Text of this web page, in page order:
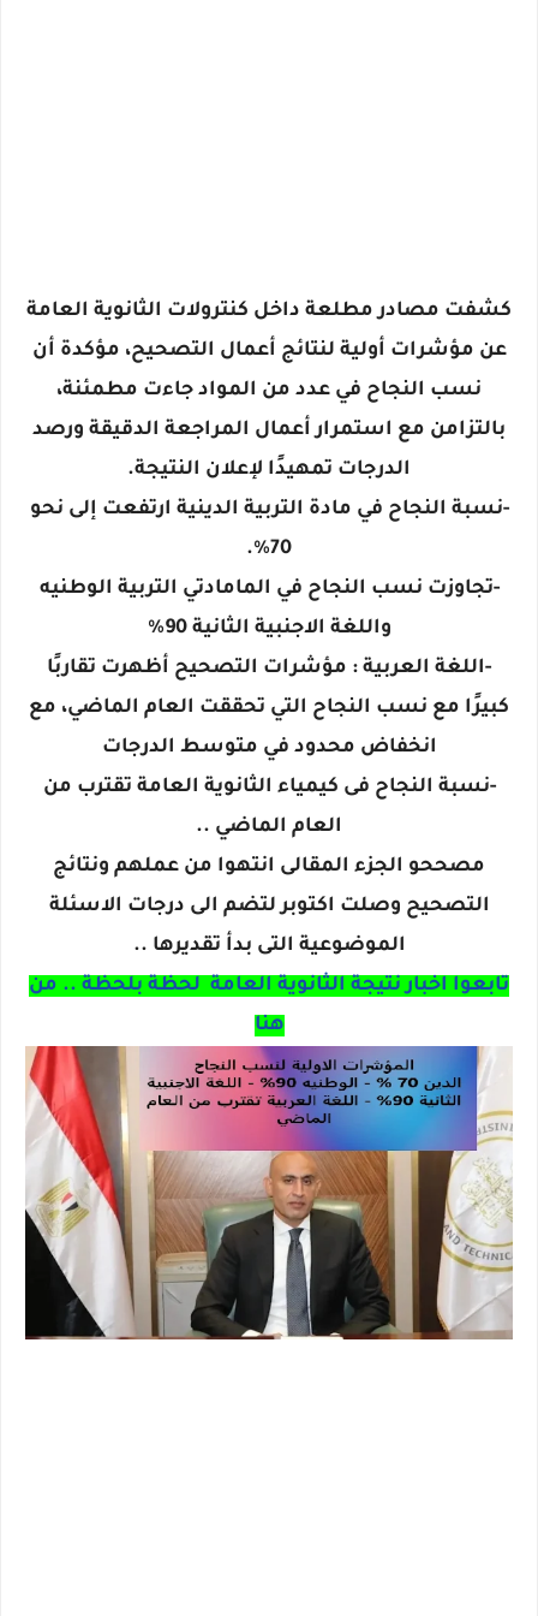
كشفت مصادر مطلعة داخل كنترولات الثانوية العامة
عن مؤشرات أولية لنتائج أعمال التصحيح، مؤكدة أن
نسب النجاح في عدد من المواد جاءت مطمئنة،
بالتزامن مع استمرار أعمال المراجعة الدقيقة ورصد
الدرجات تمهيدًا لإعلان النتيجة.
-نسبة النجاح في مادة التربية الدينية ارتفعت إلى نحو
70%.
-تجاوزت نسب النجاح في المامادتي التربية الوطنيه
واللغة الاجنبية الثانية 90%
-اللغة العربية : مؤشرات التصحيح أظهرت تقاربًا
كبيرًا مع نسب النجاح التي تحققت العام الماضي، مع
انخفاض محدود في متوسط الدرجات
-نسبة النجاح فى كيمياء الثانوية العامة تقترب من
العام الماضي ..
مصححو الجزء المقالى انتهوا من عملهم ونتائج
التصحيح وصلت اكتوبر لتضم الى درجات الاسئلة
الموضوعية التى بدأ تقديرها ..
تابعوا اخبار نتيجة الثانوية العامة لحظة بلحظة .. من
هنا